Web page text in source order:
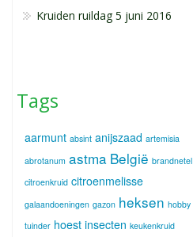
Kruiden ruildag 5 juni 2016
Tags
aarmunt absint anijszaad artemisia
abrotanum astma België brandnetel
citroenkruid citroenmelisse
galaandoeningen gazon heksen hobby
tuinder hoest insecten keukenkruid